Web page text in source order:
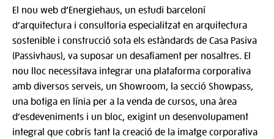
El nou web d’Energiehaus, un estudi barceloní
d’arquitectura i consultoria especialitzat en arquitectura
sostenible i construcció sota els estàndards de Casa Pasiva
(Passivhaus), va suposar un desafiament per nosaltres. El
nou lloc necessitava integrar una plataforma corporativa
amb diversos serveis, un Showroom, la secció Showpass,
una botiga en línia per a la venda de cursos, una àrea
d’esdeveniments i un bloc, exigint un desenvolupament
integral que cobrís tant la creació de la imatge corporativa